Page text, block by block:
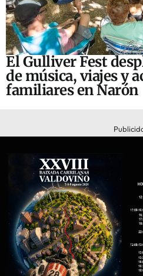
El Gulliver Fest
de música, viajes y
familiares en Narón